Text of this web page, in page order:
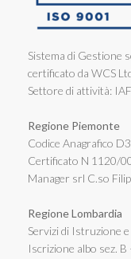
Sistema di Gestione
certificato da WCS
Settore di attività:
Regione Piemonte
Codice Anagrafico
Certificato N 1120/
Manager srl C.so
Regione Lombardia
Servizi di Istruzione
Iscrizione albo sez.